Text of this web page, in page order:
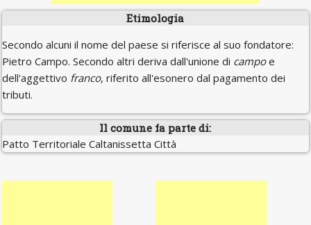
Etimologia
Secondo alcuni il nome del paese si riferisce al suo fondatore:
Pietro Campo. Secondo altri deriva dall'unione di campoe
dell'aggettivo franco, riferito all'esonero dal pagamento dei
tributi.
Il comune fa parte di:
Patto Territoriale Caltanissetta Città